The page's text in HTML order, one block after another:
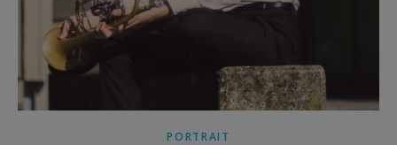
PORTRAIT